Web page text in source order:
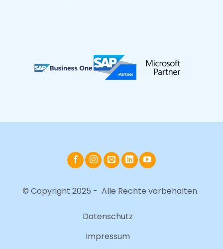
© Copyright 2025 - Alle Rechte vorbehalten.
Datenschutz
Impressum